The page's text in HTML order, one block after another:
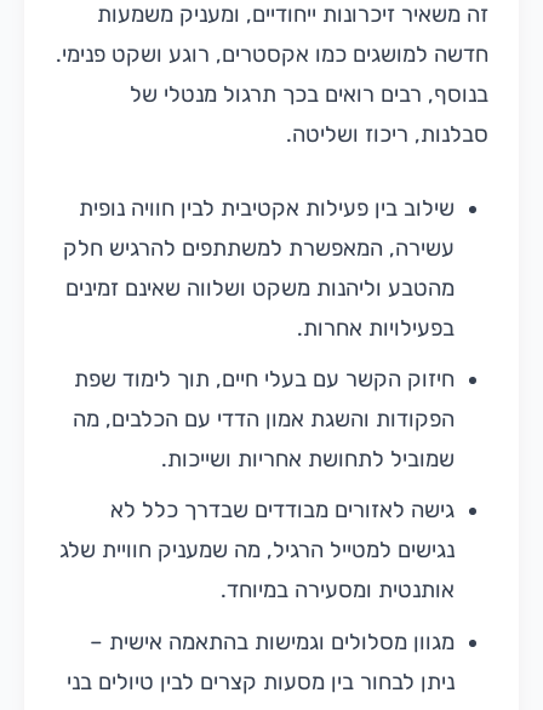
זה משאיר זיכרונות ייחודיים, ומעניק משמעות
חדשה למושגים כמו אקסטרים, רוגע ושקט פנימי.
בנוסף, רבים רואים בכך תרגול מנטלי של
סבלנות, ריכוז ושליטה.
שילוב בין פעילות אקטיבית לבין חוויה נופית
עשירה, המאפשרת למשתתפים להרגיש חלק
מהטבע וליהנות משקט ושלווה שאינם זמינים
בפעילויות אחרות.
חיזוק הקשר עם בעלי חיים, תוך לימוד שפת
הפקודות והשגת אמון הדדי עם הכלבים, מה
שמוביל לתחושת אחריות ושייכות.
גישה לאזורים מבודדים שבדרך כלל לא
נגישים למטייל הרגיל, מה שמעניק חוויית שלג
אותנטית ומסעירה במיוחד.
מגוון מסלולים וגמישות בהתאמה אישית –
ניתן לבחור בין מסעות קצרים לבין טיולים בני